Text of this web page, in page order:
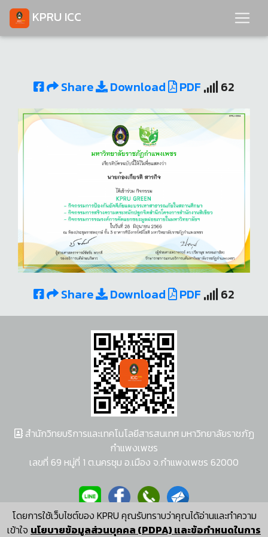
KPRU ICC
Share Download PDF 62
Share Download PDF 62
โดยการใช้เว็บไซต์ของ KPRU คุณรับทราบว่าคุณได้อ่านและทำความ
เข้าใจ นโยบายข้อมูลส่วนบุคคล (PDPA) และข้อกำหนดในการ
สำนักวิทยบริการและเทคโนโลยีสารสนเทศ มหาวิทยาลัยราชภัฏ
กำแพงเพชร
เลขที่ 69 หมู่ที่ 1 ต.นครชุม อ.เมือง จ.กำแพงเพชร 62000
ผู้พัฒนาระบบ อนุชา พวงผกา